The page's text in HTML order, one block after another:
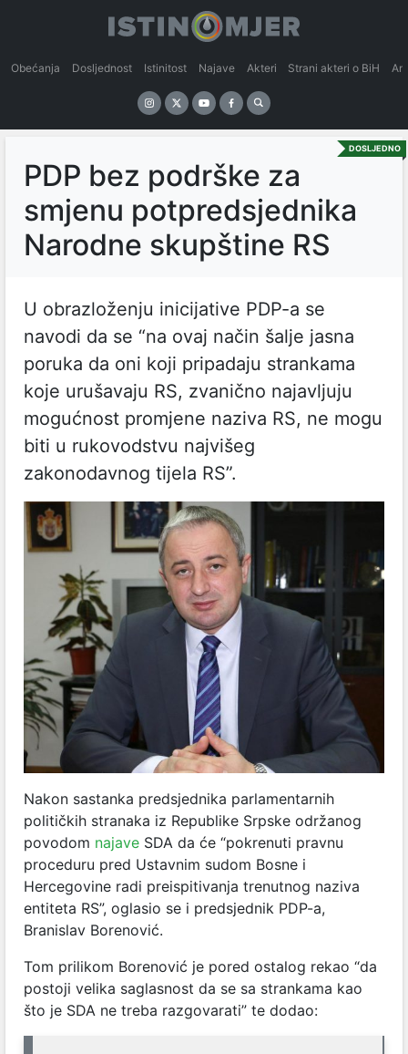
Obećanja Dosljednost Istinitost Najave Akteri Strani akteri o BiH
DOSLJEDNO
PDP bez podrške za
smjenu potpredsjednika
Narodne skupštine RS
U obrazloženju inicijative PDP-a se
navodi da se “na ovaj način šalje jasna
poruka da oni koji pripadaju strankama
koje urušavaju RS, zvanično najavljuju
mogućnost promjene naziva RS, ne mogu
biti u rukovodstvu najvišeg
zakonodavnog tijela RS”.
Nakon sastanka predsjednika parlamentarnih
političkih stranaka iz Republike Srpske održanog
povodom najave SDA da će “pokrenuti pravnu
proceduru pred Ustavnim sudom Bosne i
Hercegovine radi preispitivanja trenutnog naziva
entiteta RS”, oglasio se i predsjednik PDP-a,
Branislav Borenović.
Tom prilikom Borenović je pored ostalog rekao “da
postoji velika saglasnost da se sa strankama kao
što je SDA ne treba razgovarati” te dodao: